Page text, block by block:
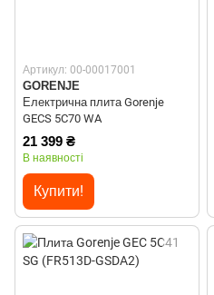
Артикул: 00-00017001
GORENJE
Електрична плита Gorenje
GECS 5C70 WA
21 399 ₴
В наявності
Купити!